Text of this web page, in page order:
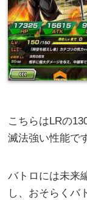
こちらはLRの
滅法強い性能で
バトロには未来
し、おそらくバ